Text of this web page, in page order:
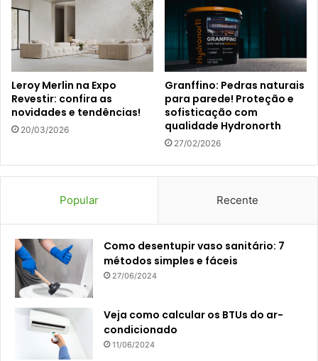
Leroy Merlin na Expo
Revestir: confira as
novidades e tendências!
20/03/2026
Granffino: Pedras naturais
para parede! Proteção e
sofisticação com
qualidade Hydronorth
27/02/2026
Popular Recente
Como desentupir vaso sanitário: 7
métodos simples e fáceis
27/06/2024
Veja como calcular os BTUs do ar-
condicionado
11/06/2024